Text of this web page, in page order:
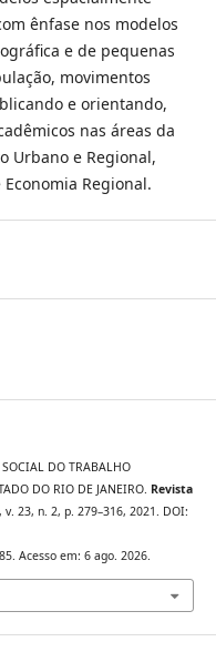
ênfase nos modelos
e de pequenas
movimentos
e orientando,
nas áreas da
Urbano e Regional,
Regional.
DO TRABALHO
DO RIO DE JANEIRO. Revista
v. 23, n. 2, p. 279–316, 2021. DOI:
Acesso em: 6 ago. 2026.